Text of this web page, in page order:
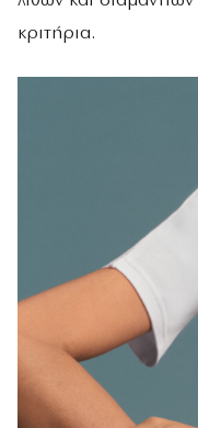
κριτήρια.